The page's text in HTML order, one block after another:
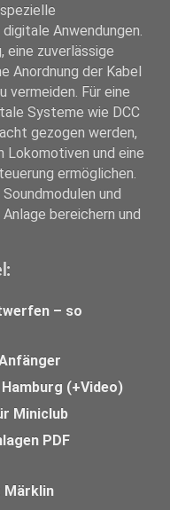
Anwendungen.
eine zuverlässige
Anordnung der Kabel
vermeiden. Für eine
Systeme wie DCC
gezogen werden,
Lokomotiven und eine
ermöglichen.
und
bereichern und
– so
(+Video)
Miniclub
PDF
Märklin